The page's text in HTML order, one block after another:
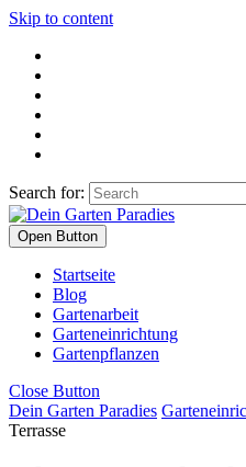
Skip to content
Search for:
Open Button
Startseite
Blog
Gartenarbeit
Garteneinrichtung
Gartenpflanzen
Close Button
Dein Garten Paradies
Terrasse